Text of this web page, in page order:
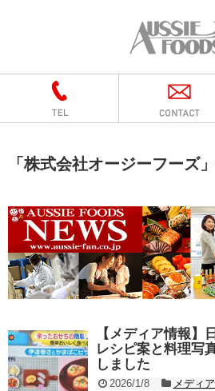
「 株式会社オージーフーズ」
【メディア情報】
レシピ案と料理写
しました
2026/1/8
メディ